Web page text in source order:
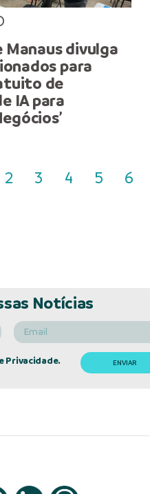
divulga
para
de
IA para
2 3 4 5 6
Notícias
Privacidade.